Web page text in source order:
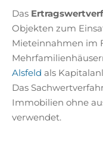
Das
Objekten zum
Mieteinnahmen im
Alsfeld als
Das
Immobilien ohne
verwendet.